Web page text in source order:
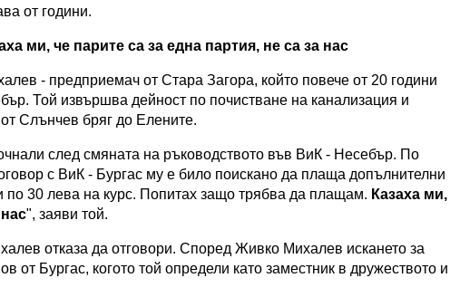
от години.
ми, че парите са за една партия, не са за нас
- предприемач от Стара Загора, който повече от 20 години
Той извършва дейност по почистване на канализация и
Слънчев бряг до Елените.
след смяната на ръководството във ВиК - Несебър. По
с ВиК - Бургас му е било поискано да плаща допълнителни
по 30 лева на курс. Попитах защо трябва да плащам. Казаха ми,
", заяви той.
отказа да отговори. Според Живко Михалев искането за
от Бургас, когото той определи като заместник в дружеството и